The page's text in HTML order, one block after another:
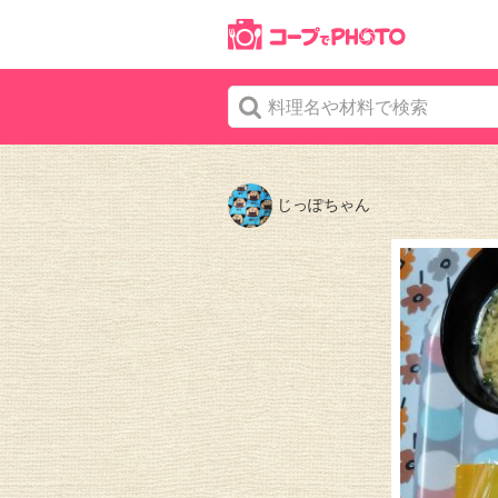
じっぽちゃん